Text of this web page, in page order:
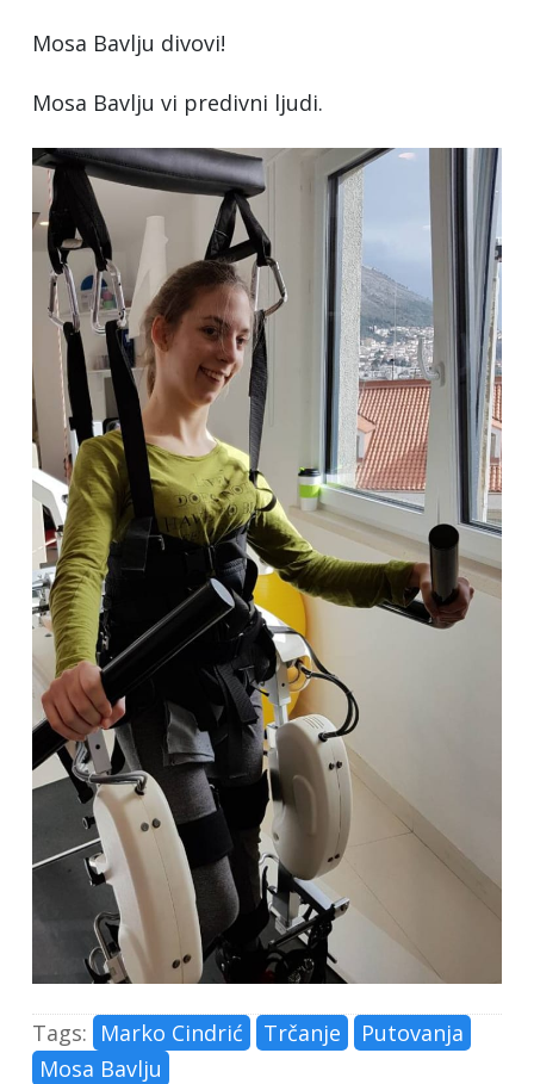
Mosa Bavlju divovi!
Mosa Bavlju vi predivni ljudi.
Tags: Marko Cindrić Trčanje
Putovanja
Mosa Bavlju